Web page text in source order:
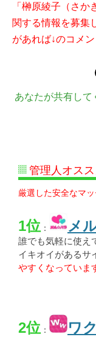
「榊原綾子（さ
関する情報を募集
があれば↓のコメ
あなたが共有して
管理人オス
厳選した安全なマ
1位： メ
誰でも気軽に使え
イキオイがあるサ
やすくなっていま
2位： ワ